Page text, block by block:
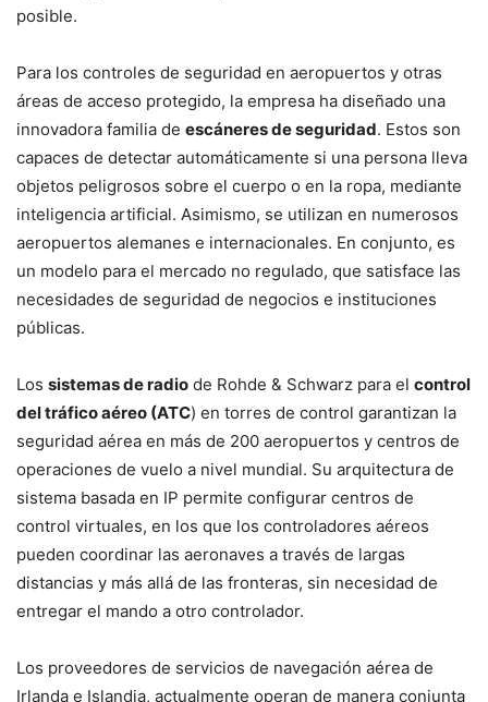
posible.
Para los controles de seguridad en aeropuertos y otras
áreas de acceso protegido, la empresa ha diseñado una
innovadora familia de escáneres de seguridad. Estos son
capaces de detectar automáticamente si una persona lleva
objetos peligrosos sobre el cuerpo o en la ropa, mediante
inteligencia artificial. Asimismo, se utilizan en numerosos
aeropuertos alemanes e internacionales. En conjunto, es
un modelo para el mercado no regulado, que satisface las
necesidades de seguridad de negocios e instituciones
públicas.
Los sistemas de radio de Rohde & Schwarz para el control
del tráfico aéreo (ATC) en torres de control garantizan la
seguridad aérea en más de 200 aeropuertos y centros de
operaciones de vuelo a nivel mundial. Su arquitectura de
sistema basada en IP permite configurar centros de
control virtuales, en los que los controladores aéreos
pueden coordinar las aeronaves a través de largas
distancias y más allá de las fronteras, sin necesidad de
entregar el mando a otro controlador.
Los proveedores de servicios de navegación aérea de
Irlanda e Islandia, actualmente operan de manera conjunta